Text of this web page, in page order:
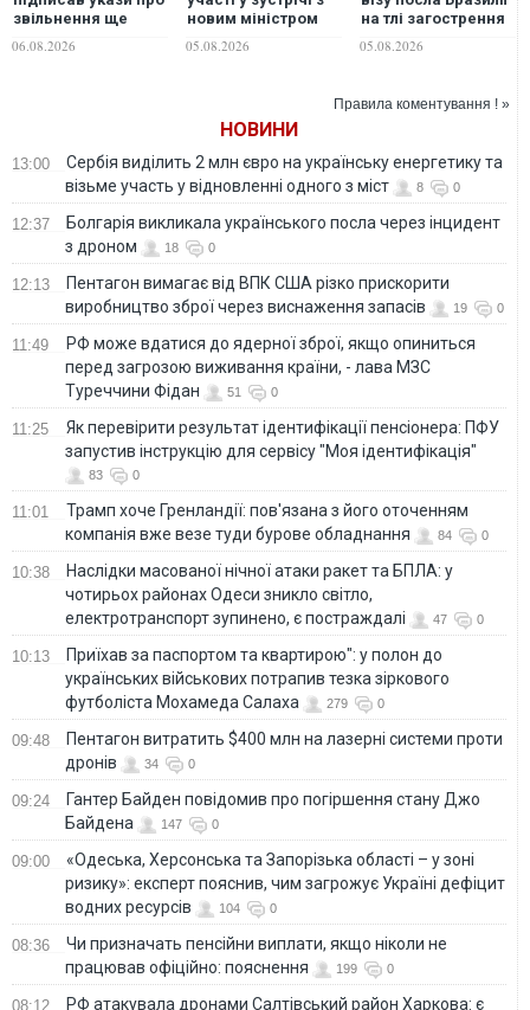
звільнення ще
06.08.2026
новим міністром
Києві: в ОП та в
05.08.2026
на тлі загострення
конфлікту
05.08.2026
Правила коментування ! »
НОВИНИ
13:00
Сербія виділить 2 млн євро на українську енергетику та
візьме участь у відновленні одного з міст
8 0
12:37
Болгарія викликала українського посла через інцидент
з дроном
18 0
12:13
Пентагон вимагає від ВПК США різко прискорити
виробництво зброї через виснаження запасів
19 0
11:49
РФ може вдатися до ядерної зброї, якщо опиниться
перед загрозою виживання країни, - лава МЗС
Туреччини Фідан
51 0
11:25
Як перевірити результат ідентифікації пенсіонера: ПФУ
запустив інструкцію для сервісу "Моя ідентифікація"
83 0
11:01
Трамп хоче Гренландії: пов'язана з його оточенням
компанія вже везе туди бурове обладнання
84 0
10:38
Наслідки масованої нічної атаки ракет та БПЛА: у
чотирьох районах Одеси зникло світло,
електротранспорт зупинено, є постраждалі
47 0
10:13
Приїхав за паспортом та квартирою": у полон до
українських військових потрапив тезка зіркового
футболіста Мохамеда Салаха
279 0
09:48
Пентагон витратить $400 млн на лазерні системи проти
дронів
34 0
09:24
Гантер Байден повідомив про погіршення стану Джо
Байдена
147 0
09:00
«Одеська, Херсонська та Запорізька області – у зоні
ризику»: експерт пояснив, чим загрожує Україні дефіцит
водних ресурсів
104 0
08:36
Чи призначать пенсійни виплати, якщо ніколи не
працював офіційно: пояснення
199 0
08:12 РФ атакувала дронами Салтівський район Харкова: є